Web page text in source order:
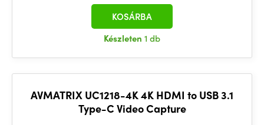
Készleten 1 db
KOSÁRBA
AVMATRIX UC1218-4K 4K HDMI to USB 3.1
Type-C Video Capture